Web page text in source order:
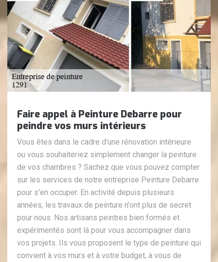
Faire appel à Peinture Debarre pour
peindre vos murs intérieurs
Vous êtes dans le cadre d'une rénovation intérieure
ou vous souhaiteriez simplement changer la peinture
de vos chambres ? Sachez que vous pouvez compter
sur les services de notre entreprise Peinture Debarre
pour s'en occuper. En activité depuis plusieurs
années, les travaux de peinture n'ont plus de secret
pour nous. Nos artisans peintres bien formés et
expérimentés sont là pour vous accompagner dans
vos projets. Ils vous proposent le type de peinture qui
convient à vos murs et à votre budget, à vous de